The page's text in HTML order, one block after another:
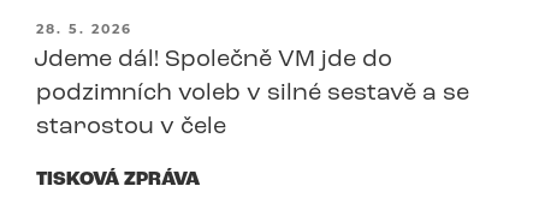
PUBLIKOVÁNO
28. 5. 2026
Jdeme dál! Společně VM jde do
podzimních voleb v silné sestavě a se
starostou v čele
TISKOVÁ ZPRÁVA